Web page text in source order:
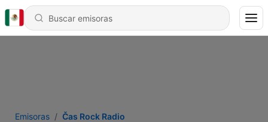
Emisoras Čas Rock Radio